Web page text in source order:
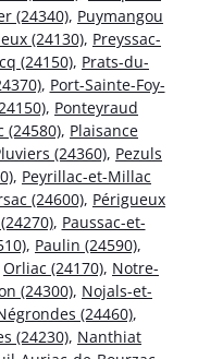
(24340), Puymangou
(24130), Preyssac-
(24150), Prats-du-
, Port-Sainte-Foy-
, Ponteyraud
(24580), Plaisance
(24360), Pezuls
, Peyrillac-et-Millac
(24600), Périgueux
, Paussac-et-
, Paulin (24590),
Orliac (24170), Notre-
(24300), Nojals-et-
(24460),
(24230), Nanthiat